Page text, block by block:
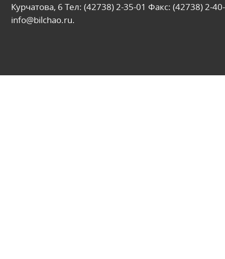
Курчатова, 6 Тел: (42738) 2-35-01 Факс: (42738) 2-
info@bilchao.ru.